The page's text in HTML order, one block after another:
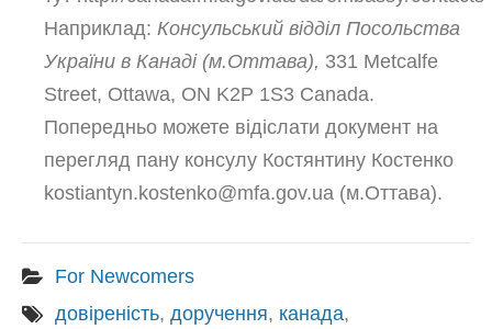
Наприклад: Консульський відділ Посольства
України в Канаді (м.Оттава), 331 Metcalfe
Street, Ottawa, ON K2P 1S3 Canada.
Попередньо можете відіслати документ на
перегляд пану консулу Костянтину Костенко
kostiantyn.kostenko@mfa.gov.ua (м.Оттава).
For Newcomers
довіреність, доручення, канада,